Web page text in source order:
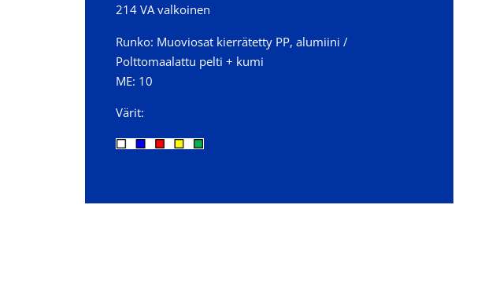
214 VA valkoinen
Runko: Muoviosat kierrätetty PP, alumiini /
Polttomaalattu pelti + kumi
ME: 10
Värit: